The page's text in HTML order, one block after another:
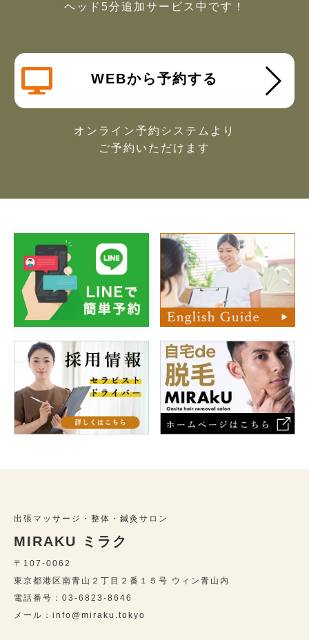
ヘッド5分追加サービス中です！
WEBから予約する
オンライン予約システムより
ご予約いただけます
出張マッサージ・整体・鍼灸サロン
MIRAKU ミラク
〒107-0062
東京都港区南青山２丁目２番１５号 ウィン青山内
電話番号：03-6823-8646
メール：info@miraku.tokyo